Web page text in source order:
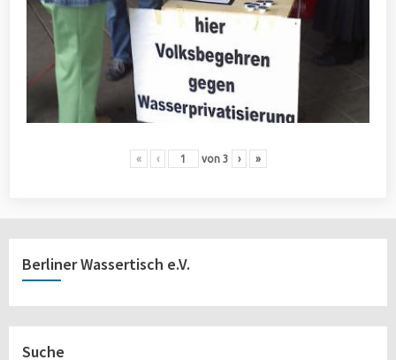
« ‹ von 3 › »
Berliner Wassertisch e.V.
Suche